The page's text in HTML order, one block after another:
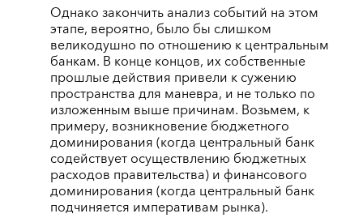
Однако закончить анализ событий на этом
этапе, вероятно, было бы слишком
великодушно по отношению к центральным
банкам. В конце концов, их собственные
прошлые действия привели к сужению
пространства для маневра, и не только по
изложенным выше причинам. Возьмем, к
примеру, возникновение бюджетного
доминирования (когда центральный банк
содействует осуществлению бюджетных
расходов правительства) и финансового
доминирования (когда центральный банк
подчиняется императивам рынка).